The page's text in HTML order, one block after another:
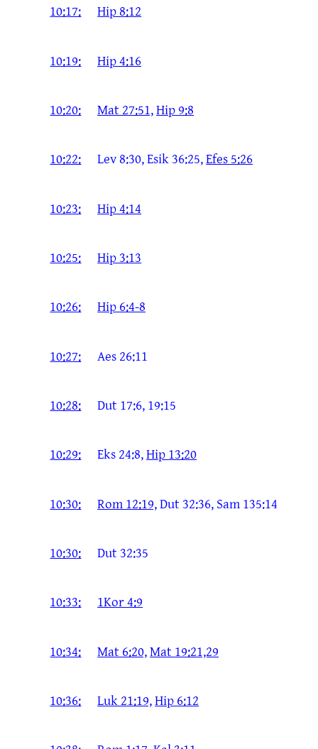
10:17: Hip 8:12
10:19: Hip 4:16
10:20: Mat 27:51,Hip 9:8
10:22: Lev 8:30, Esik 36:25,Efes 5:26
10:23: Hip 4:14
10:25: Hip 3:13
10:26: Hip 6:4-8
10:27: Aes 26:11
10:28: Dut 17:6, 19:15
10:29: Eks 24:8,Hip 13:20
10:30: Rom 12:19,Dut 32:36, Sam 135:14
10:30: Dut 32:35
10:33: 1Kor 4:9
10:34: Mat 6:20,Mat 19:21,29
10:36: Luk 21:19,Hip 6:12